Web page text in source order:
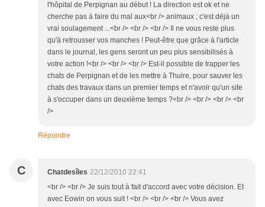
l'hôpital de Perpignan au début ! La direction est ok et ne
cherche pas à faire du mal aux<br /> animaux ; c'est déjà un
vrai soulagement ...<br /> <br /> <br /> Il ne vous reste plus
qu'à retrousser vos manches ! Peut-être que grâce à l'article
dans le journal, les gens seront un peu plus sensibilisés à
votre action !<br /> <br /> <br /> Est-il possible de trapper les
chats de Perpignan et de les mettre à Thuire, pour sauver les
chats des travaux dans un premier temps et n'avoir qu'un site
à s'occuper dans un deuxième temps ?<br /> <br /> <br /> <br
/>
Répondre
C Chatdesîles 22/12/2010 22:41
<br /> <br /> Je suis tout à fait d'accord avec votre décision. Et
avec Eowin on vous suit ! <br /> <br /> <br /> Vous avez